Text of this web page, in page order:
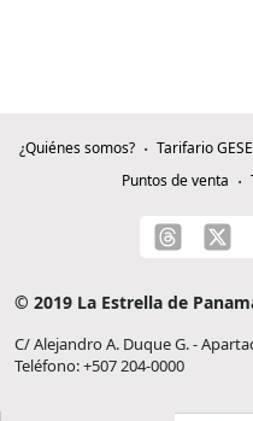
¿Quiénes somos? Tarifario GESE
Puntos de venta
© 2019 La Estrella de
C/ Alejandro A. Duque G. -
Teléfono: +507 204-0000